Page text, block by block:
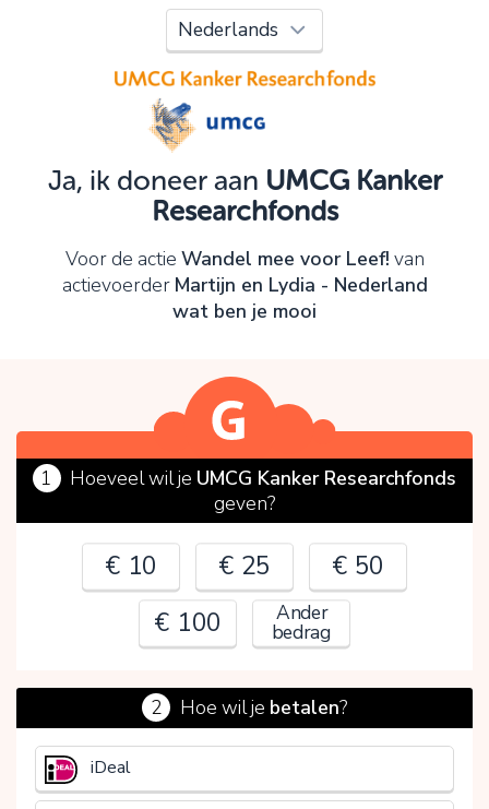
Ja, ik doneer aan UMCG Kanker
Researchfonds
Voor de actie Wandel mee voor Leef! van
actievoerder Martijn en Lydia - Nederland
wat ben je mooi
1 Hoeveel wil je UMCG Kanker Researchfonds
geven?
€ 10 € 25
€ 50
€ 100
Ander
bedrag
€
2 Hoe wil je betalen?
iDeal
Oeps!
Je kunt nog niet verder vanwege:
Controleer en verbeter je invoer en probeer het
OK